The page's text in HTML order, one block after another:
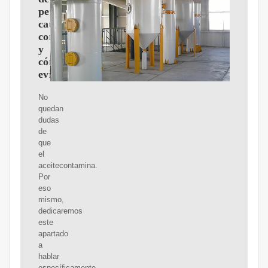
petróleo:
causas,
consecuencias
y
cómo
evitarla
No
quedan
dudas
de
que
el
aceitecontamina.
Por
eso
mismo,
dedicaremos
este
apartado
a
hablar